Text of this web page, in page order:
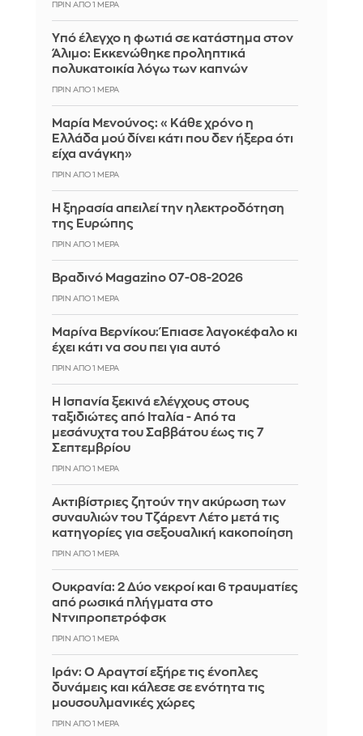
ΠΡΙΝ ΑΠΌ 1 ΜΈΡΑ
Yπό έλεγχο η φωτιά σε κατάστημα στον
Άλιμο: Εκκενώθηκε προληπτικά
πολυκατοικία λόγω των καπνών
ΠΡΙΝ ΑΠΌ 1 ΜΈΡΑ
Μαρία Μενούνος: «Κάθε χρόνο η
Ελλάδα μού δίνει κάτι που δεν ήξερα ότι
είχα ανάγκη»
ΠΡΙΝ ΑΠΌ 1 ΜΈΡΑ
Η ξηρασία απειλεί την ηλεκτροδότηση
της Ευρώπης
ΠΡΙΝ ΑΠΌ 1 ΜΈΡΑ
Βραδινό Magazino 07-08-2026
ΠΡΙΝ ΑΠΌ 1 ΜΈΡΑ
Μαρίνα Βερνίκου: Έπιασε λαγοκέφαλο κι
έχει κάτι να σου πει για αυτό
ΠΡΙΝ ΑΠΌ 1 ΜΈΡΑ
Η Ισπανία ξεκινά ελέγχους στους
ταξιδιώτες από Ιταλία - Από τα
μεσάνυχτα του Σαββάτου έως τις 7
Σεπτεμβρίου
ΠΡΙΝ ΑΠΌ 1 ΜΈΡΑ
Ακτιβίστριες ζητούν την ακύρωση των
συναυλιών του Τζάρεντ Λέτο μετά τις
κατηγορίες για σεξουαλική κακοποίηση
ΠΡΙΝ ΑΠΌ 1 ΜΈΡΑ
Ουκρανία: 2 Δύο νεκροί και 6 τραυματίες
από ρωσικά πλήγματα στο
Ντνιπροπετρόφσκ
ΠΡΙΝ ΑΠΌ 1 ΜΈΡΑ
Ιράν: Ο Αραγτσί εξήρε τις ένοπλες
δυνάμεις και κάλεσε σε ενότητα τις
μουσουλμανικές χώρες
ΠΡΙΝ ΑΠΌ 1 ΜΈΡΑ